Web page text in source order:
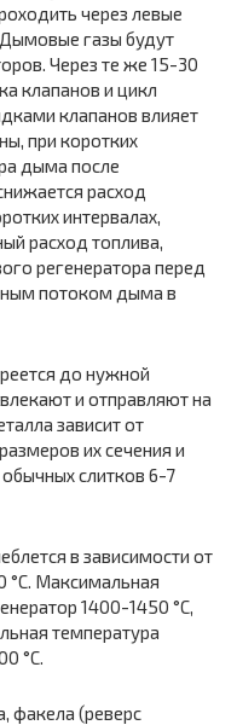
через левые
Дымовые газы будут
Через те же 15-30
клапанов и цикл
клапанов влияет
при коротких
дыма после
расход
интервалах,
расход топлива,
регенератора перед
потоком дыма в
до нужной
и отправляют на
зависит от
их сечения и
слитков 6-7
в зависимости от
°С. Максимальная
1400-1450 °С,
температура
°С.
факела (реверс